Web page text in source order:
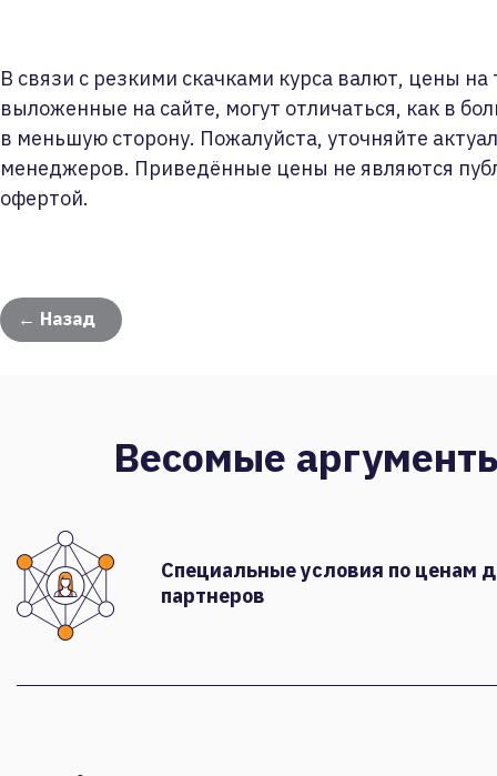
В связи с резкими скачками курса валют, цены на
выложенные на сайте, могут отличаться, как в
в меньшую сторону. Пожалуйста, уточняйте
менеджеров. Приведённые цены не являются
офертой.
← Назад
Весомые
Специальные условия по ценам
партнеров